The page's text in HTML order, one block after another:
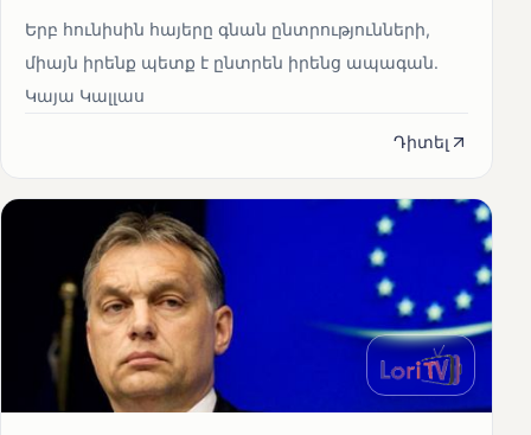
Երբ հունիսին հայերը գնան ընտրությունների,
միայն իրենք պետք է ընտրեն իրենց ապագան.
Կայա Կալլաս
Դիտել